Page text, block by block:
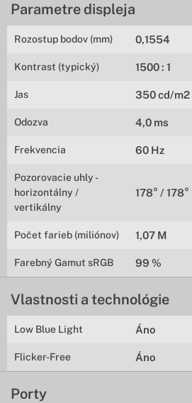
Parametre displeja
Rozostup bodov (mm) 0,1554
Kontrast (typický) 1500 : 1
Jas 350 cd/m2
Odozva 4,0 ms
Frekvencia 60 Hz
Pozorovacie uhly -
horizontálny /
vertikálny
178° / 178°
Počet farieb (miliónov) 1,07 M
Farebný Gamut sRGB 99 %
Vlastnosti a technológie
Low Blue Light Áno
Flicker-Free Áno
Porty